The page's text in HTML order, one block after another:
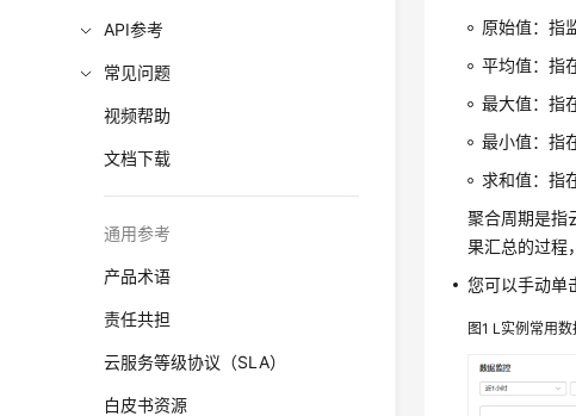
API参考
常见问题
视频帮助
文档下载
通用参考
产品术语
责任共担
云服务等级协议（SLA）
白皮书资源
原始值：指
平均值：指
最大值：指
最小值：指
求和值：指
聚合周期是指
果汇总的过程
您可以手动单
图1 L实例常用